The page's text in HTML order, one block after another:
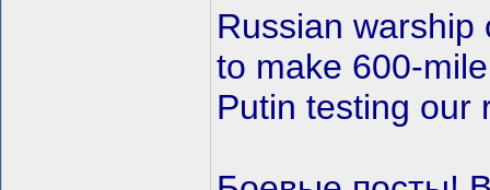
Russian warship
to make 600-
Putin testing our